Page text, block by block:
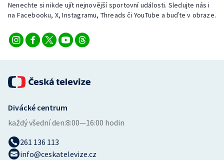
Nenechte si nikde ujít nejnovější sportovní události. Sledujte nás i
na Facebooku, X, Instagramu, Threads či YouTube a buďte v obraze.
Divácké centrum
každý všední den:8:00—16:00 hodin
261 136 113
info@ceskatelevize.cz